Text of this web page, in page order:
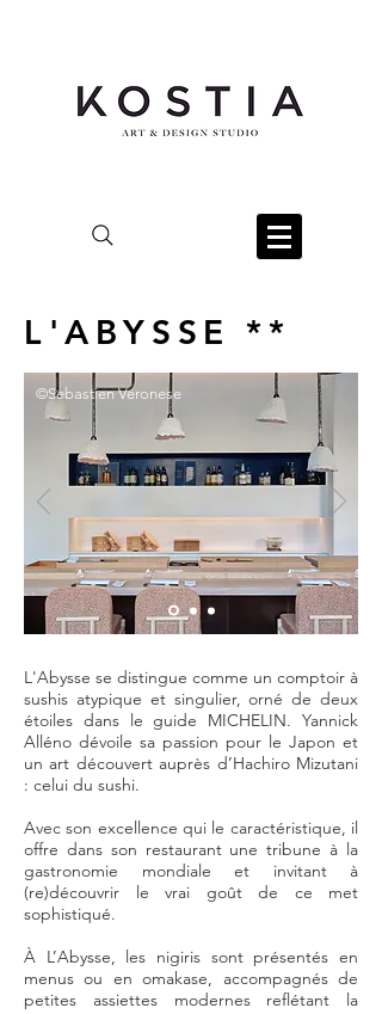
L'ABYSSE **
©Sebastien Veronese
L'Abysse se distingue comme un comptoir à
sushis atypique et singulier, orné de deux
étoiles dans le guide MICHELIN. Yannick
Alléno dévoile sa passion pour le Japon et
un art découvert auprès d’Hachiro Mizutani
: celui du sushi.
Avec son excellence qui le caractéristique, il
offre dans son restaurant une tribune à la
gastronomie mondiale et invitant à
(re)découvrir le vrai goût de ce met
sophistiqué.
À L’Abysse, les nigiris sont présentés en
menus ou en omakase, accompagnés de
petites assiettes modernes reflétant la